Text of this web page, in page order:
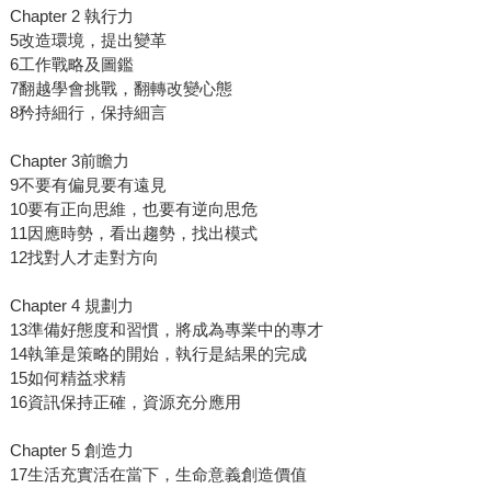
Chapter 2 執行力
5改造環境，提出變革
6工作戰略及圖鑑
7翻越學會挑戰，翻轉改變心態
8矜持細行，保持細言
Chapter 3前瞻力
9不要有偏見要有遠見
10要有正向思維，也要有逆向思危
11因應時勢，看出趨勢，找出模式
12找對人才走對方向
Chapter 4 規劃力
13準備好態度和習慣，將成為專業中的專才
14執筆是策略的開始，執行是結果的完成
15如何精益求精
16資訊保持正確，資源充分應用
Chapter 5 創造力
17生活充實活在當下，生命意義創造價值